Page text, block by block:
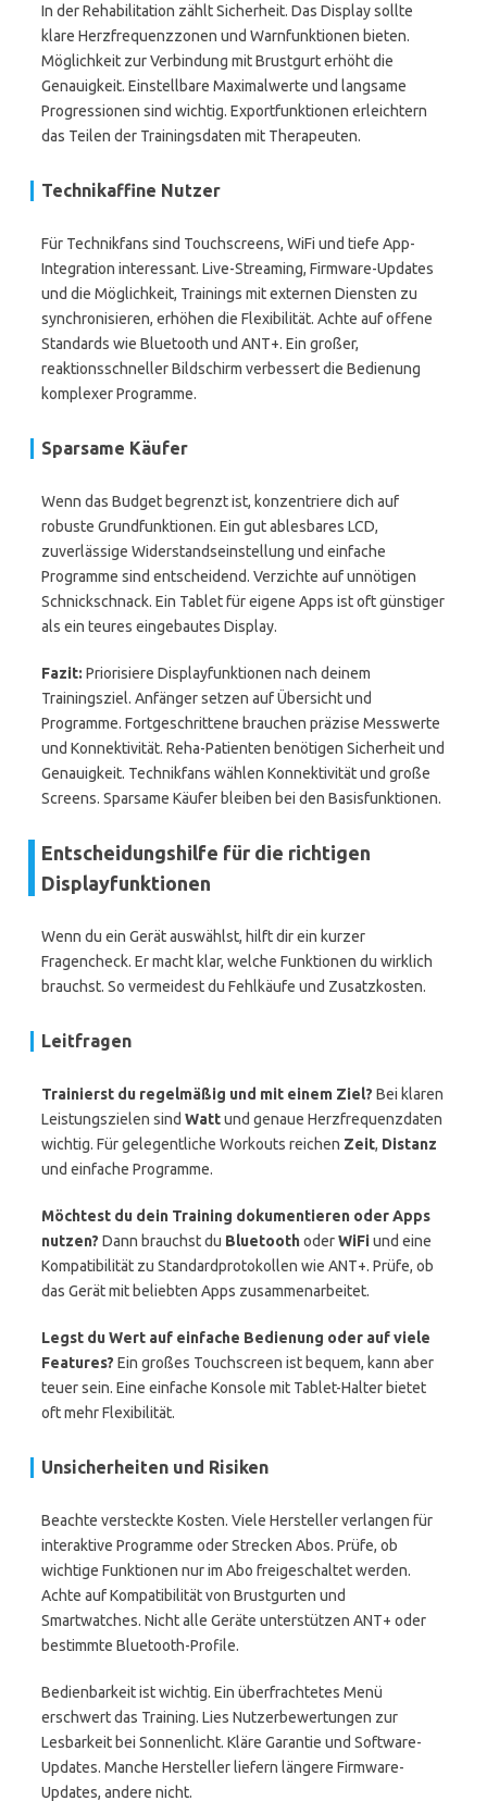
In der Rehabilitation zählt Sicherheit. Das Display sollte
klare Herzfrequenzzonen und Warnfunktionen bieten.
Möglichkeit zur Verbindung mit Brustgurt erhöht die
Genauigkeit. Einstellbare Maximalwerte und langsame
Progressionen sind wichtig. Exportfunktionen erleichtern
das Teilen der Trainingsdaten mit Therapeuten.
Technikaffine Nutzer
Für Technikfans sind Touchscreens, WiFi und tiefe App-
Integration interessant. Live-Streaming, Firmware-Updates
und die Möglichkeit, Trainings mit externen Diensten zu
synchronisieren, erhöhen die Flexibilität. Achte auf offene
Standards wie Bluetooth und ANT+. Ein großer,
reaktionsschneller Bildschirm verbessert die Bedienung
komplexer Programme.
Sparsame Käufer
Wenn das Budget begrenzt ist, konzentriere dich auf
robuste Grundfunktionen. Ein gut ablesbares LCD,
zuverlässige Widerstandseinstellung und einfache
Programme sind entscheidend. Verzichte auf unnötigen
Schnickschnack. Ein Tablet für eigene Apps ist oft günstiger
als ein teures eingebautes Display.
Fazit: Priorisiere Displayfunktionen nach deinem
Trainingsziel. Anfänger setzen auf Übersicht und
Programme. Fortgeschrittene brauchen präzise Messwerte
und Konnektivität. Reha-Patienten benötigen Sicherheit und
Genauigkeit. Technikfans wählen Konnektivität und große
Screens. Sparsame Käufer bleiben bei den Basisfunktionen.
Entscheidungshilfe für die richtigen
Displayfunktionen
Wenn du ein Gerät auswählst, hilft dir ein kurzer
Fragencheck. Er macht klar, welche Funktionen du wirklich
brauchst. So vermeidest du Fehlkäufe und Zusatzkosten.
Leitfragen
Trainierst du regelmäßig und mit einem Ziel? Bei klaren
Leistungszielen sind Wattund genaue Herzfrequenzdaten
wichtig. Für gelegentliche Workouts reichen Zeit, Distanz
und einfache Programme.
Möchtest du dein Training dokumentieren oder Apps
nutzen? Dann brauchst du BluetoothoderWiFiund eine
Kompatibilität zu Standardprotokollen wie ANT+. Prüfe, ob
das Gerät mit beliebten Apps zusammenarbeitet.
Legst du Wert auf einfache Bedienung oder auf viele
Features? Ein großes Touchscreen ist bequem, kann aber
teuer sein. Eine einfache Konsole mit Tablet-Halter bietet
oft mehr Flexibilität.
Unsicherheiten und Risiken
Beachte versteckte Kosten. Viele Hersteller verlangen für
interaktive Programme oder Strecken Abos. Prüfe, ob
wichtige Funktionen nur im Abo freigeschaltet werden.
Achte auf Kompatibilität von Brustgurten und
Smartwatches. Nicht alle Geräte unterstützen ANT+ oder
bestimmte Bluetooth-Profile.
Bedienbarkeit ist wichtig. Ein überfrachtetes Menü
erschwert das Training. Lies Nutzerbewertungen zur
Lesbarkeit bei Sonnenlicht. Kläre Garantie und Software-
Updates. Manche Hersteller liefern längere Firmware-
Updates, andere nicht.